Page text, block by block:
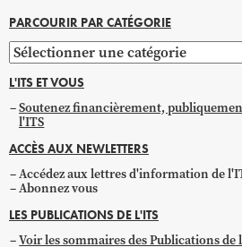
PARCOURIR PAR CATÉGORIE
Parcourir
par
catégorie
L'ITS ET VOUS
Soutenez financièrement,
l'ITS
ACCÈS AUX NEWLETTERS
Accédez aux lettres d'information de
Abonnez vous
LES PUBLICATIONS DE L'ITS
Voir les sommaires des Publications de